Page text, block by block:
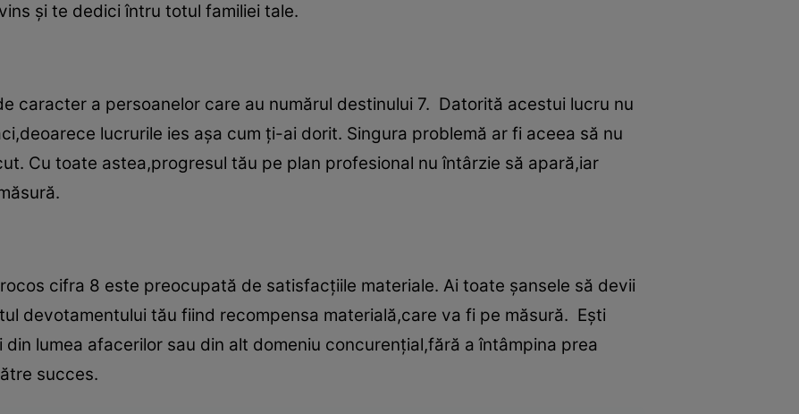
şi te dedici întru totul familiei tale.
caracter a persoanelor care au numărul destinului 7. Datorită acestui lucru nu
lucrurile ies aşa cum ţi-ai dorit. Singura problemă ar fi aceea să nu
Cu toate astea,progresul tău pe plan profesional nu întârzie să apară,iar
cifra 8 este preocupată de satisfacţiile materiale. Ai toate şansele să devii
devotamentului tău fiind recompensa materială,care va fi pe măsură. Eşti
lumea afacerilor sau din alt domeniu concurenţial,fără a întâmpina prea
succes.